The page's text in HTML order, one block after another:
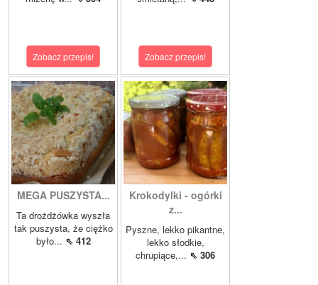
Zobacz przepis! Zobacz przepis!
MEGA PUSZYSTA...
Ta drożdżówka wyszła
tak puszysta, że ciężko
było... ⇖ 412
Krokodylki - ogórki
z...
Pyszne, lekko pikantne,
lekko słodkie,
chrupiące,... ⇖ 306